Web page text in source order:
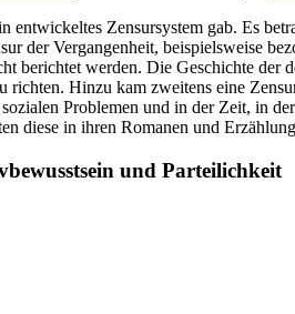
entwickeltes Zensursystem gab. Es
der Vergangenheit, beispielsweise
berichtet werden. Die Geschichte der
richten. Hinzu kam zweitens eine
sozialen Problemen und in der Zeit, in
diese in ihren Romanen und
und Parteilichkeit